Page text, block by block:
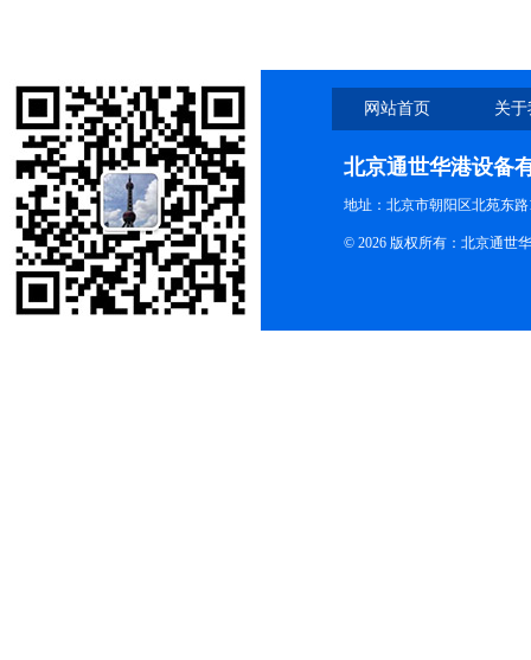
网站首页 关
北京通世华港设备
地址：北京市朝阳区北苑东路
© 2026 版权所有：北京通世